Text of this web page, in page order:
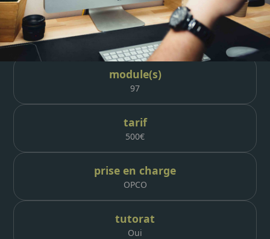
durée
module(s)
97
tarif
500€
prise en charge
OPCO
tutorat
Oui